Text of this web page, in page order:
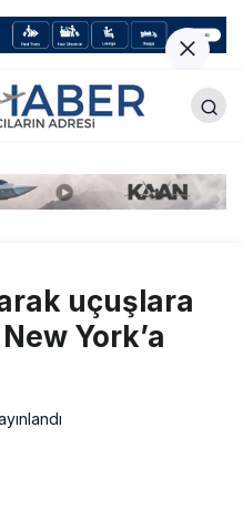
uçuşlara
York’a